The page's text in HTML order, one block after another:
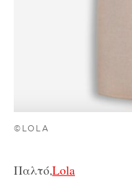
©LOLA
Παλτό,Lola